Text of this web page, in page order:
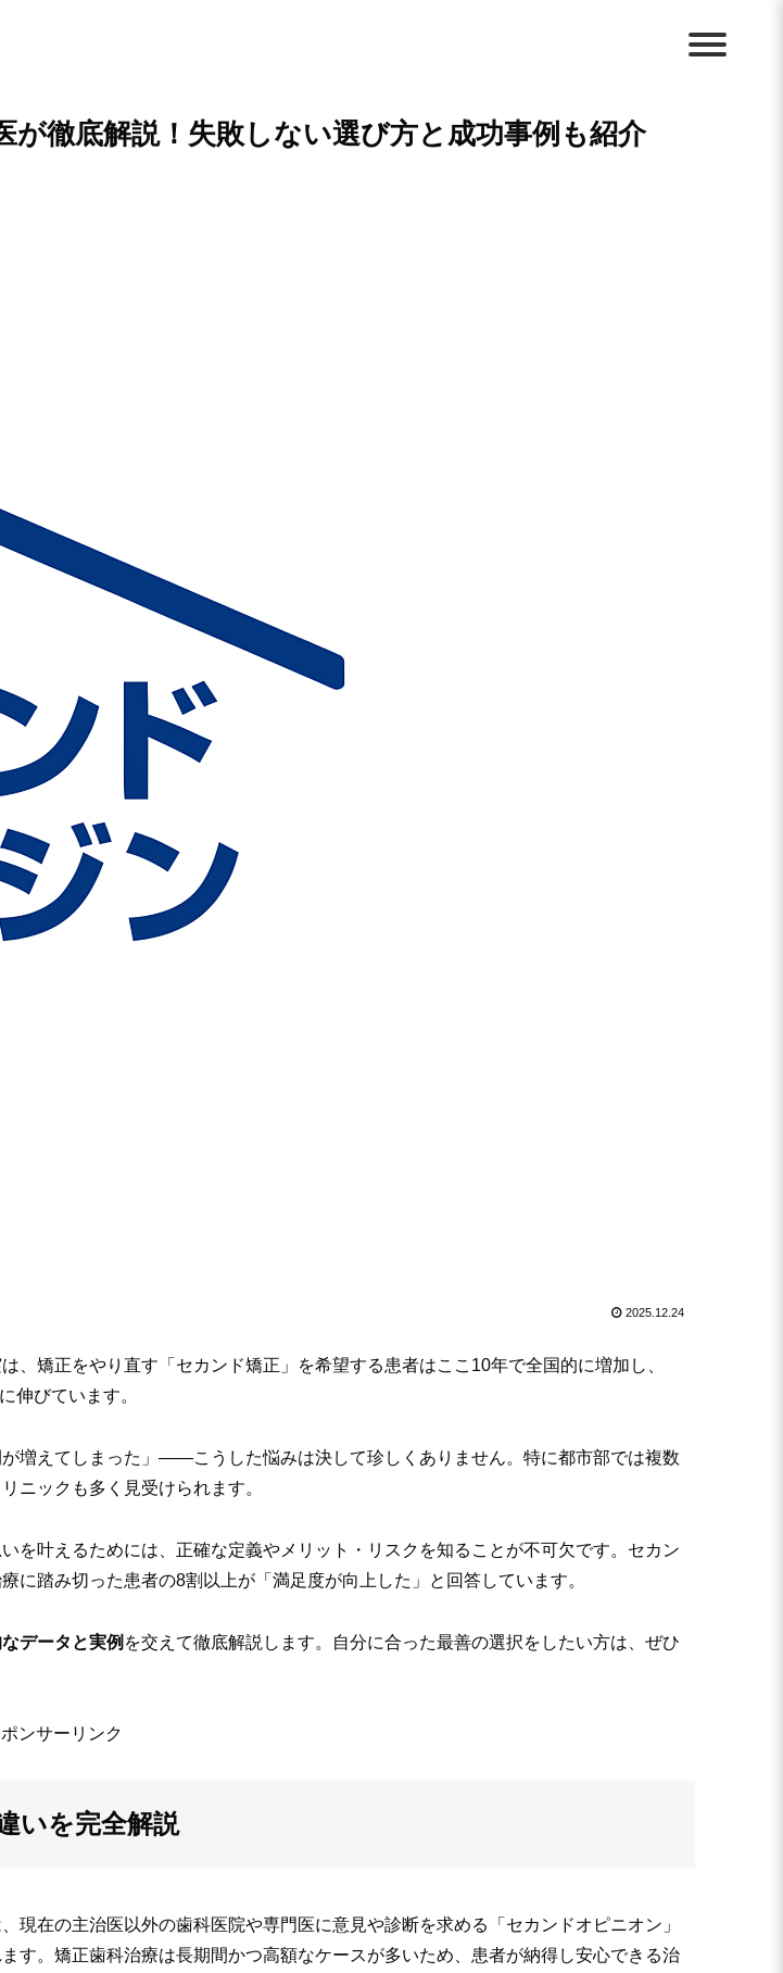
徹底解説！失敗しない選び方と成功事例も紹介
2025.12.24
矯正をやり直す「セカンド矯正」を希望する患者はここ10年で全国的に増加し、
伸びています。
増えてしまった」――こうした悩みは決して珍しくありません。特に都市部では複数
ニックも多く見受けられます。
いを叶えるためには、正確な定義やメリット・リスクを知ることが不可欠です。セカン
に踏み切った患者の8割以上が「満足度が向上した」と回答しています。
データと実例 を交えて徹底解説します。自分に合った最善の選択をしたい方は、ぜひ
ンサーリンク
いを完全解説
在の主治医以外の歯科医院や専門医に意見や診断を求める「セカンドオピニオン」
す。矯正歯科治療は長期間かつ高額なケースが多いため、患者が納得し安心できる治